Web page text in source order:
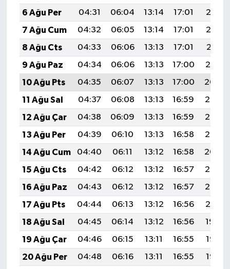
6 Ağu Per
04:31 06:04 13:14 17:01
20:13
7 Ağu Cum
04:32 06:05 13:14 17:01
20:12
8 Ağu Cts
04:33 06:06 13:13 17:01
20:11
9 Ağu Paz
04:34 06:06 13:13 17:00
20:10
10 Ağu Pts
04:35 06:07 13:13 17:00
20:09
11 Ağu Sal
04:37 06:08 13:13 16:59
20:08
12 Ağu Çar
04:38 06:09 13:13 16:59
20:07
13 Ağu Per
04:39 06:10 13:13 16:58
20:05
14 Ağu Cum
04:40 06:11 13:12 16:58
20:04
15 Ağu Cts
04:42 06:12 13:12 16:57
20:03
16 Ağu Paz
04:43 06:12 13:12 16:57
20:02
17 Ağu Pts
04:44 06:13 13:12 16:56
20:01
18 Ağu Sal
04:45 06:14 13:12 16:56
19:59
19 Ağu Çar
04:46 06:15 13:11 16:55
19:58
20 Ağu Per
04:48 06:16 13:11 16:55
19:57